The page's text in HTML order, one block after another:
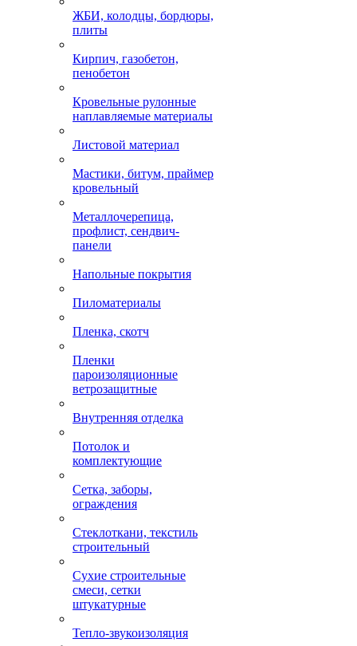
ЖБИ, колодцы, бордюры,
плиты
Кирпич, газобетон,
пенобетон
Кровельные рулонные
наплавляемые материалы
Листовой материал
Мастики, битум, праймер
кровельный
Металлочерепица,
профлист, сендвич-
панели
Напольные покрытия
Пиломатериалы
Пленка, скотч
Пленки
пароизоляционные
ветрозащитные
Внутренняя отделка
Потолок и
комплектующие
Сетка, заборы,
ограждения
Стеклоткани, текстиль
строительный
Сухие строительные
смеси, сетки
штукатурные
Тепло-звукоизоляция